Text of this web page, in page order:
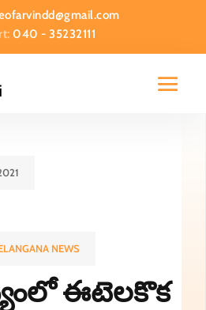
040 - 35232111
NEWS
ఈటెలకొక